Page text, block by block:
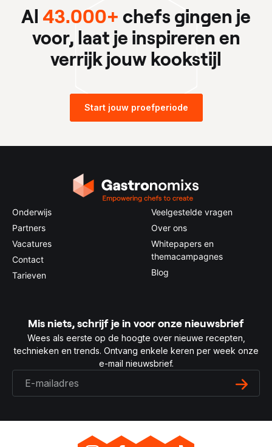
Al 43.000+ chefs gingen je
voor, laat je inspireren en
verrijk jouw kookstijl
Start jouw proefperiode
Onderwijs
Partners
Vacatures
Contact
Tarieven
Veelgestelde vragen
Over ons
Whitepapers en
themacampagnes
Blog
Mis niets, schrijf je in voor onze nieuwsbrief
Wees als eerste op de hoogte over nieuwe recepten,
technieken en trends. Ontvang enkele keren per week onze
e-mail nieuwsbrief.